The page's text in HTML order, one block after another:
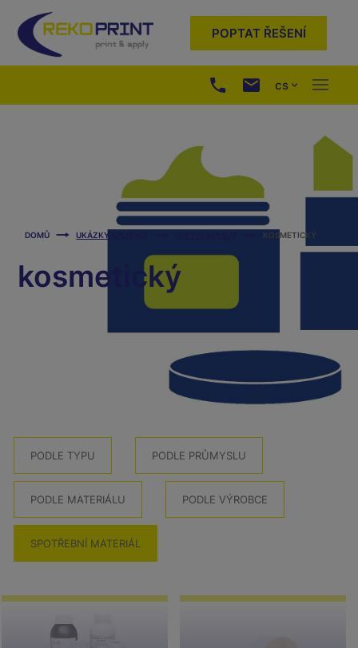
POPTAT ŘEŠENÍ
cs
DOMŮ UKÁZKY APLIKACÍ KOSMETICKÝ
kosmetický
PODLE TYPU PODLE PRŮMYSLU
PODLE MATERIÁLU PODLE VÝROBCE
SPOTŘEBNÍ MATERIÁL